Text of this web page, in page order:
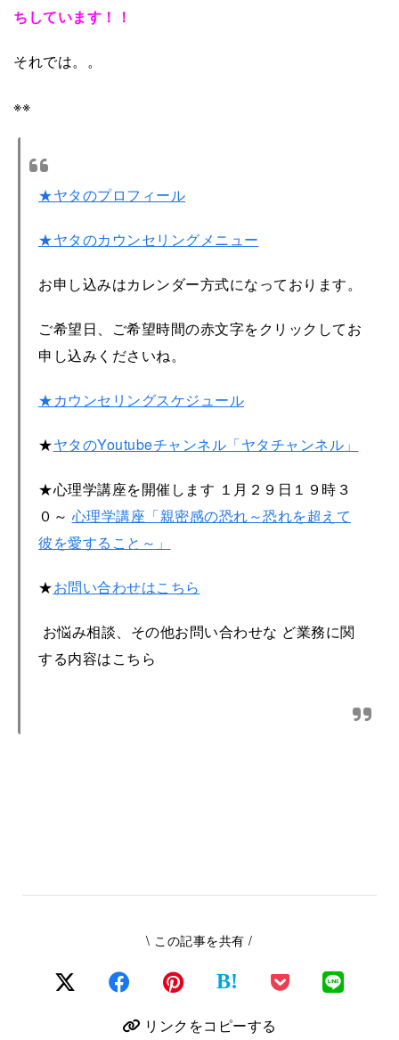
ちしています！！
それでは。。
※※
★ヤタのプロフィール
★ヤタのカウンセリングメニュー
お申し込みはカレンダー方式になっております。
ご希望日、ご希望時間の赤文字をクリックしてお
申し込みくださいね。
★カウンセリングスケジュール
★ヤタのYoutubeチャンネル「ヤタチャンネル」
★心理学講座を開催します １月２９日１９時３
０～ 心理学講座「親密感の恐れ～恐れを超えて
彼を愛すること～」
★お問い合わせはこちら
お悩み相談、その他お問い合わせな ど業務に関
する内容はこちら
\ この記事を共有 /
B!
リンクをコピーする